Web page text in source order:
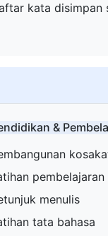
kata disimpan
&
pembelajaran
menulis
tata bahasa